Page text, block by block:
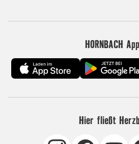
HORNBACH
Hier fließt